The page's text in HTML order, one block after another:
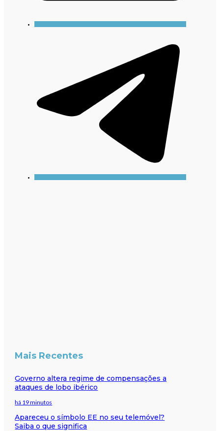
Mais Recentes
Governo altera regime de compensações a
ataques de lobo ibérico
há 19 minutos
Apareceu o símbolo EE no seu telemóvel?
Saiba o que significa